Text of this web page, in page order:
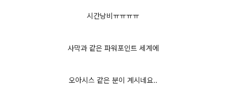
시간낭비ㅠㅠㅠㅠ
사막과 같은 파워포인트 세계에
오아시스 같은 분이 계시네요..